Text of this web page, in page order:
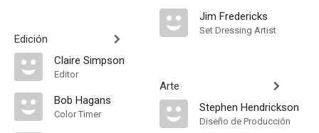
Edición
Claire Simpson
Editor
Bob Hagans
Color Timer
Jim Fredericks
Set Dressing Artist
Arte
Stephen Hendrickson
Diseño de Producción